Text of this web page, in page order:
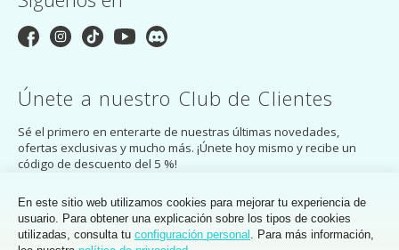
Únete a nuestro Club de Clientes
Sé el primero en enterarte de nuestras últimas novedades,
ofertas exclusivas y mucho más. ¡Únete hoy mismo y recibe un
código de descuento del 5 %!
SUSCRÍBASE A
Al suscribirte, aceptas lapolíticadeprivacidaddel Club de Clientes de
MakerMondo.
En este sitio web utilizamos cookies para mejorar tu experiencia de
usuario. Para obtener una explicación sobre los tipos de cookies
utilizadas, consulta tu configuración personal . Para más información,